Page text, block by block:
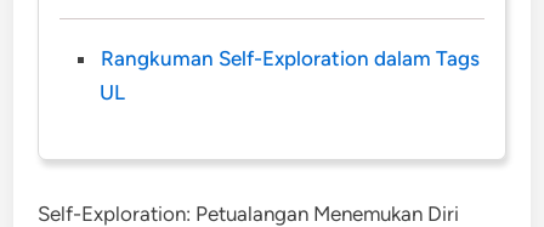
Rangkuman Self-Exploration dalam Tags
UL
Self-Exploration: Petualangan Menemukan Diri